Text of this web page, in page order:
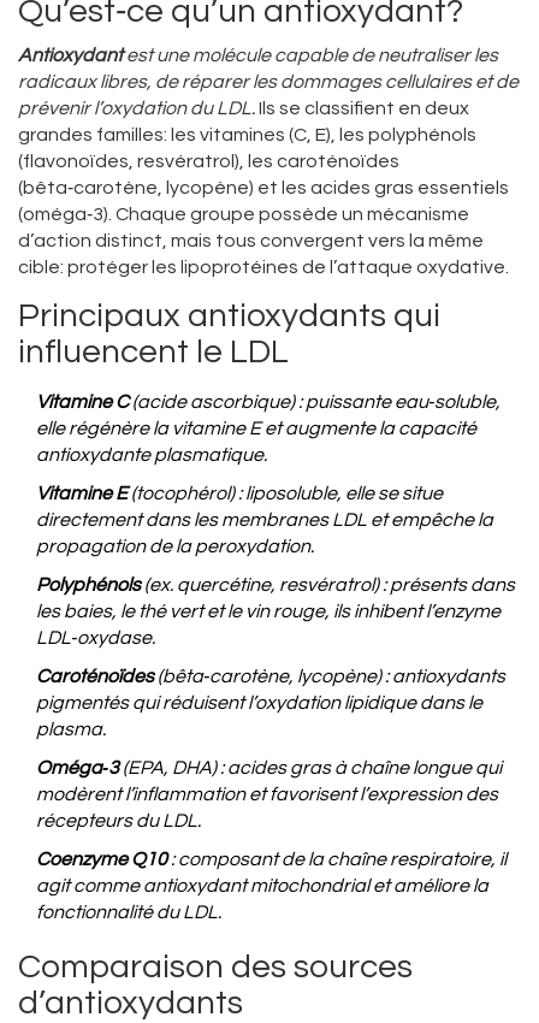
Qu’est‑ce qu’un antioxydant?
Antioxydantest unemolécule capable de neutraliser les
radicaux libres, de réparer les dommages cellulaires et de
prévenir l’oxydation du LDL.Ils se classifient en deux
grandes familles: les vitamines (C, E), les polyphénols
(flavonoïdes, resvératrol), les caroténoïdes
(bêta‑carotène, lycopène) et les acides gras essentiels
(oméga‑3). Chaque groupe possède un mécanisme
d’action distinct, mais tous convergent vers la même
cible: protéger les lipoprotéines de l’attaque oxydative.
Principaux antioxydants qui
influencent le LDL
Vitamine C(acide ascorbique) : puissante eau‑soluble,
elle régénère la vitamine E et augmente la capacité
antioxydante plasmatique.
Vitamine E(tocophérol) : liposoluble, elle se situe
directement dans les membranes LDL et empêche la
propagation de la peroxydation.
Polyphénols(ex. quercétine, resvératrol) : présents dans
les baies, le thé vert et le vin rouge, ils inhibent l’enzyme
LDL‑oxydase.
Caroténoïdes(bêta‑carotène, lycopène) : antioxydants
pigmentés qui réduisent l’oxydation lipidique dans le
plasma.
Oméga‑3(EPA, DHA) : acides gras à chaîne longue qui
modèrent l’inflammation et favorisent l’expression des
récepteurs du LDL.
Coenzyme Q10: composant de la chaîne respiratoire, il
agit comme antioxydant mitochondrial et améliore la
fonctionnalité du LDL.
Comparaison des sources
d’antioxydants